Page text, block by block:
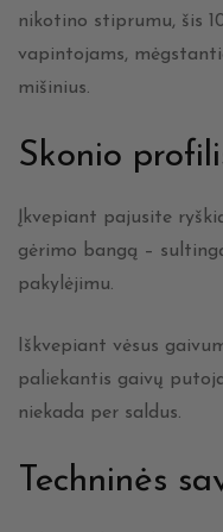
nikotino stiprumu, šis
vapintojams,
mišinius.
Skonio
Įkvepiant pajusite
gėrimo bangą –
pakylėjimu.
Iškvepiant vėsus
paliekantis gaivų
niekada per saldus.
Techninės